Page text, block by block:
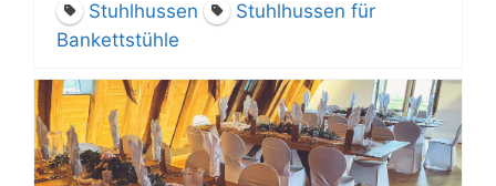
Stuhlhussen
Stuhlhussen für
Bankettstühle